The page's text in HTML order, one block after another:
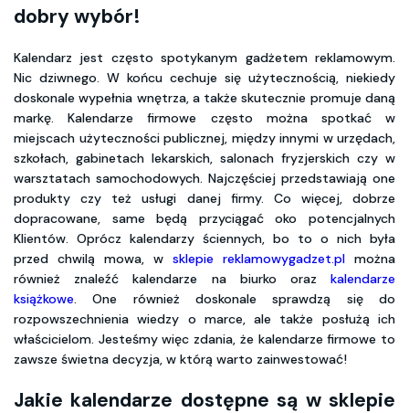
dobry wybór!
Kalendarz jest często spotykanym gadżetem reklamowym.
Nic dziwnego. W końcu cechuje się użytecznością, niekiedy
doskonale wypełnia wnętrza, a także skutecznie promuje daną
markę. Kalendarze firmowe często można spotkać w
miejscach użyteczności publicznej, między innymi w urzędach,
szkołach, gabinetach lekarskich, salonach fryzjerskich czy w
warsztatach samochodowych. Najczęściej przedstawiają one
produkty czy też usługi danej firmy. Co więcej, dobrze
dopracowane, same będą przyciągać oko potencjalnych
Klientów. Oprócz kalendarzy ściennych, bo to o nich była
przed chwilą mowa, w sklepie reklamowygadzet.pl można
również znaleźć kalendarze na biurko oraz kalendarze
książkowe. One również doskonale sprawdzą się do
rozpowszechnienia wiedzy o marce, ale także posłużą ich
właścicielom. Jesteśmy więc zdania, że kalendarze firmowe to
zawsze świetna decyzja, w którą warto zainwestować!
Jakie kalendarze dostępne są w sklepie